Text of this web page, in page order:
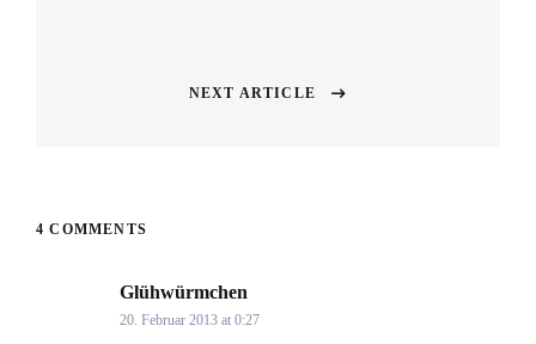
NEXT ARTICLE
4 COMMENTS
Glühwürmchen
20. Februar 2013 at 0:27